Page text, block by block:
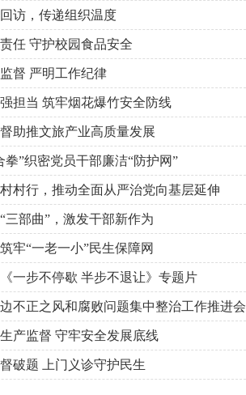
访，传递组织温度
任 守护校园食品安全
督 严明工作纪律
担当 筑牢烟花爆竹安全防线
助推文旅产业高质量发展
拳”织密党员干部廉洁“防护网”
村行，推动全面从严治党向基层延伸
三部曲”，激发干部新作为
牢“一老一小”民生保障网
一步不停歇 半步不退让》专题片
不正之风和腐败问题集中整治工作推进会
产监督 守牢安全发展底线
破题 上门义诊守护民生